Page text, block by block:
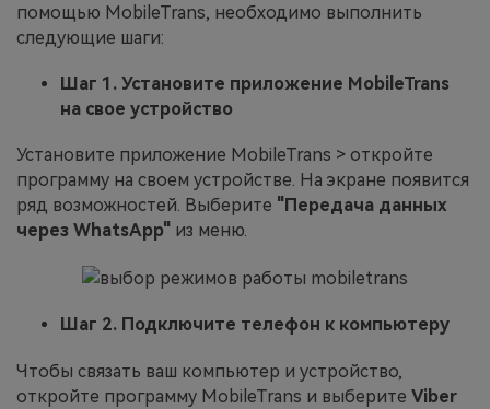
помощью MobileTrans, необходимо выполнить
следующие шаги:
Шаг 1. Установите приложение MobileTrans
на свое устройство
Установите приложение MobileTrans > откройте
программу на своем устройстве. На экране появится
ряд возможностей. Выберите "Передача данных
через WhatsApp" из меню.
Шаг 2. Подключите телефон к компьютеру
Чтобы связать ваш компьютер и устройство,
откройте программу MobileTrans и выберите Viber